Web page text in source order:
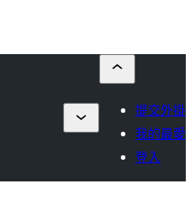
提交外掛
我的最愛
登入